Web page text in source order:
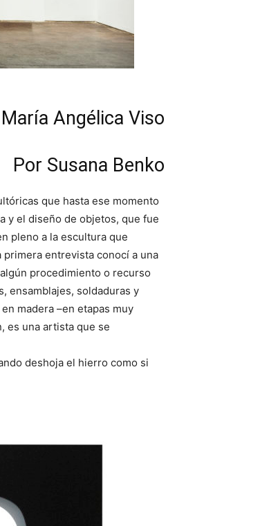
Angélica Viso
Por Susana Benko
que hasta ese momento
y el diseño de objetos, que fue
pleno a la escultura que
entrevista conocí a una
procedimiento o recurso
ensamblajes, soldaduras y
madera –en etapas muy
es una artista que se
deshoja el hierro como si